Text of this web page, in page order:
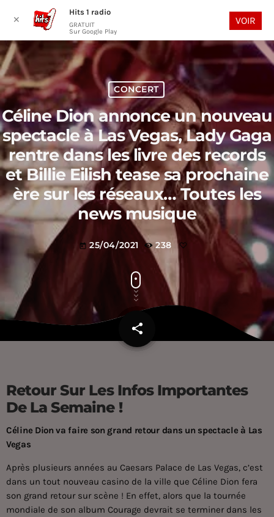
play_arrow
CONCERT
Céline Dion annonce un nouveau
spectacle à Las Vegas, Lady Gaga
rentre dans les livre des records
et Billie Eilish tease sa prochaine
ère sur les réseaux… Toutes les
news musique
today 25/04/2021 238
share
email
Retour Sur Les Infos Importantes
De La Semaine !
Céline Dion va faire son grand retour dans un spectacle à Las
Vegas
Après plusieurs années au Caesars Palace de Las Vegas, c’est
dans un tout nouveau casino de la ville que Céline Dion fera
son grand retour sur scène ! En effet, alors que la tournée
mondiale de son album Courage devrait se terminer dans les
✕
Hits 1 radio
GRATUIT
Sur Google Play
VOIR